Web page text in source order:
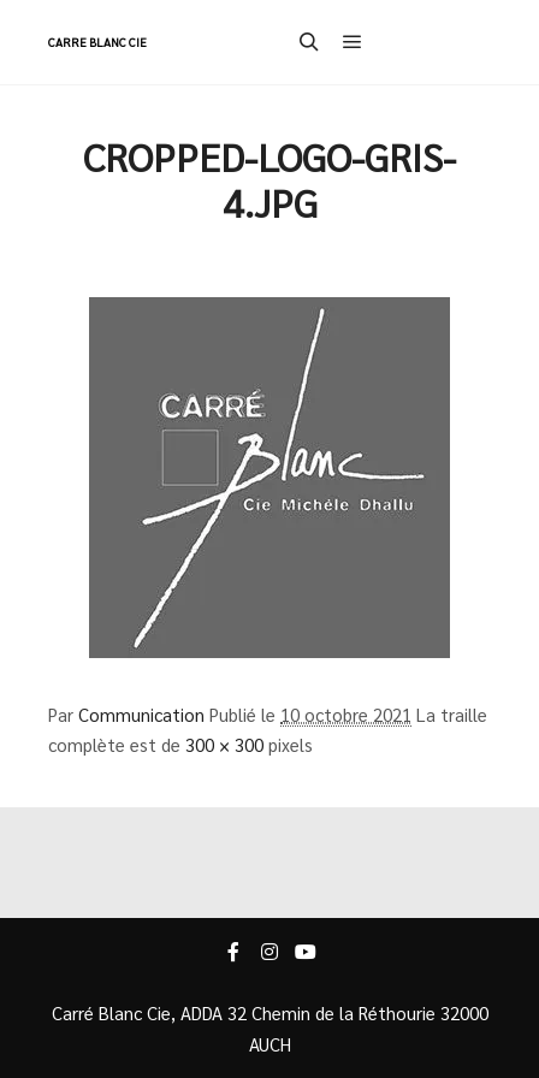
CARRE BLANC CIE
CROPPED-LOGO-GRIS-
4.JPG
Par Communication Publié le 10 octobre 2021 La traille
complète est de 300 × 300 pixels
Carré Blanc Cie, ADDA 32 Chemin de la Réthourie 32000
AUCH